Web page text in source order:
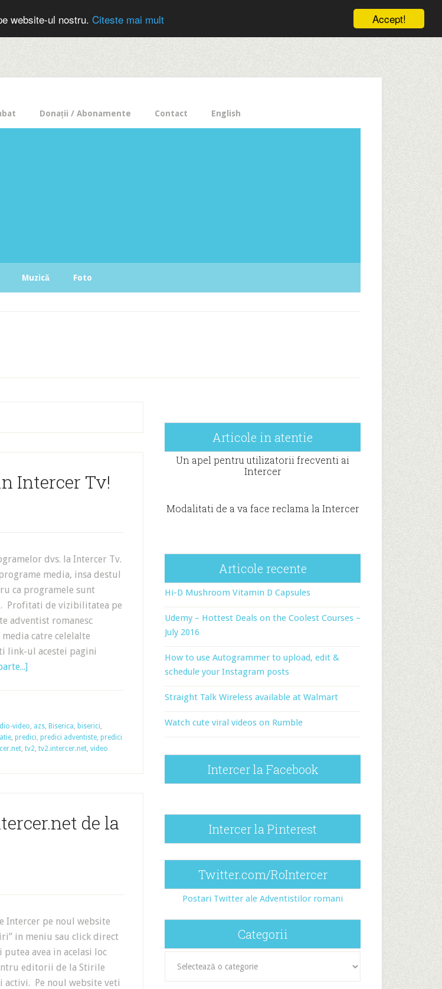
Accept!
website-ul nostru. Citeste mai mult
Donații / Abonamente Contact English
Muzică Foto
Intercer Tv!
dvs. la Intercer Tv.
media, insa destul
ca programele sunt
Profitati de vizibilitatea pe
adventist romanesc
catre celelalte
link-ul acestei pagini
video, azs, Biserica, biserici,
, predici, predici adventiste, predici
, tv2, tv2.intercer.net, video
de la
Intercer pe noul website
in meniu sau click direct
avea in acelasi loc
editorii de la Stirile
Pe noul website veti
Articole in atentie
Un apel pentru utilizatorii frecventi ai
Intercer
Modalitati de a va face reclama la Intercer
Articole recente
Hi-D Mushroom Vitamin D Capsules
Udemy – Hottest Deals on the Coolest Courses –
July 2016
How to use Autogrammer to upload, edit &
schedule your Instagram posts
Straight Talk Wireless available at Walmart
Watch cute viral videos on Rumble
Intercer la Facebook
Intercer la Pinterest
Twitter.com/RoIntercer
Postari Twitter ale Adventistilor romani
Categorii